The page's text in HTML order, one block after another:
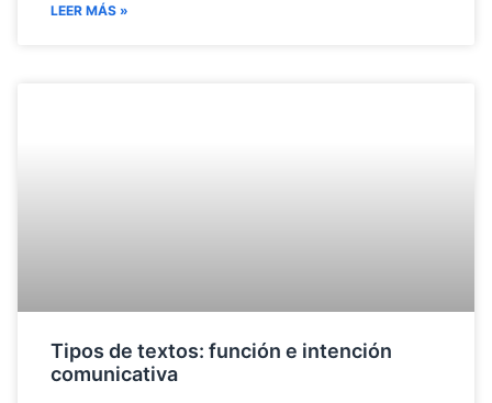
LEER MÁS »
Tipos de textos: función e intención
comunicativa